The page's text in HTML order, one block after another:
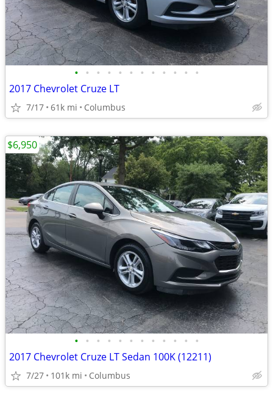
• • • • • • • • • • • •
2017 Chevrolet Cruze LT
7/17 61k mi Columbus
• • • • • • • • • • • •
2017 Chevrolet Cruze LT Sedan 100K (12211)
7/27 101k mi Columbus
$6,950